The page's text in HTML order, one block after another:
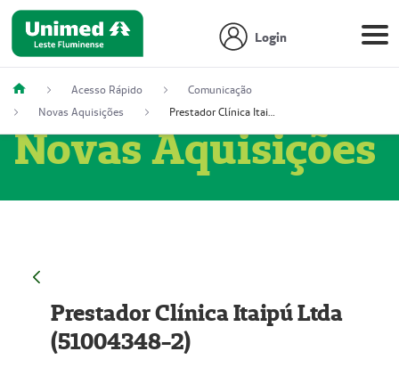
Login
Acesso Rápido
Comunicação
Novas Aquisições
Prestador Clínica Itaipú Ltda (51004348-2)
Novas Aquisições
Prestador Clínica Itaipú Ltda
(51004348-2)